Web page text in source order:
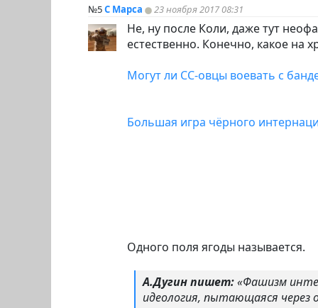
№5С Марса 23 ноября 2017 08:31
Не, ну после Коли, даже тут
естественно. Конечно, какое на
Могут ли СС-овцы воевать с
Большая игра чёрного
Одного поля ягоды называется.
А.Дугин пишет:«Фашизм
идеология, пытающаяся через